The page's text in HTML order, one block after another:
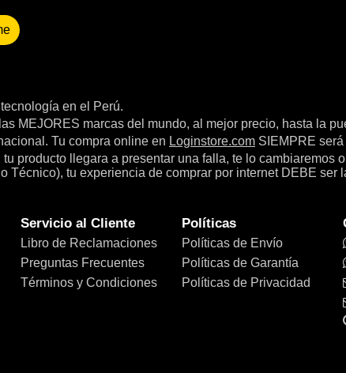
en el Perú.
MEJORES marcas del mundo, al mejor precio, hasta la
Tu compra online en Loginstore.com SIEMPRE será
producto llegara a presentar una falla, te lo cambiaremos
tu experiencia de comprar por internet DEBE ser
Servicio al Cliente
Libro de Reclamaciones
Preguntas Frecuentes
Términos y Condiciones
Políticas
Políticas de Envío
Políticas de Garantía
Políticas de Privacidad